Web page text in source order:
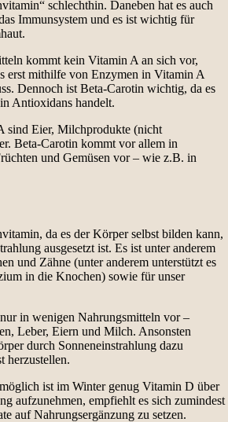
schlechthin. Daneben hat es auch
Immunsystem und es ist wichtig für
kommt kein Vitamin A an sich vor,
erst mithilfe von Enzymen in Vitamin A
Dennoch ist Beta-Carotin wichtig, da es
Antioxidans handelt.
sind Eier, Milchprodukte (nicht
Beta-Carotin kommt vor allem in
und Gemüsen vor – wie z.B. in
da es der Körper selbst bilden kann,
ausgesetzt ist. Es ist unter anderem
und Zähne (unter anderem unterstützt es
in die Knochen) sowie für unser
in wenigen Nahrungsmitteln vor –
Leber, Eiern und Milch. Ansonsten
durch Sonneneinstrahlung dazu
herzustellen.
ist im Winter genug Vitamin D über
aufzunehmen, empfiehlt es sich zumindest
auf Nahrungsergänzung zu setzen.